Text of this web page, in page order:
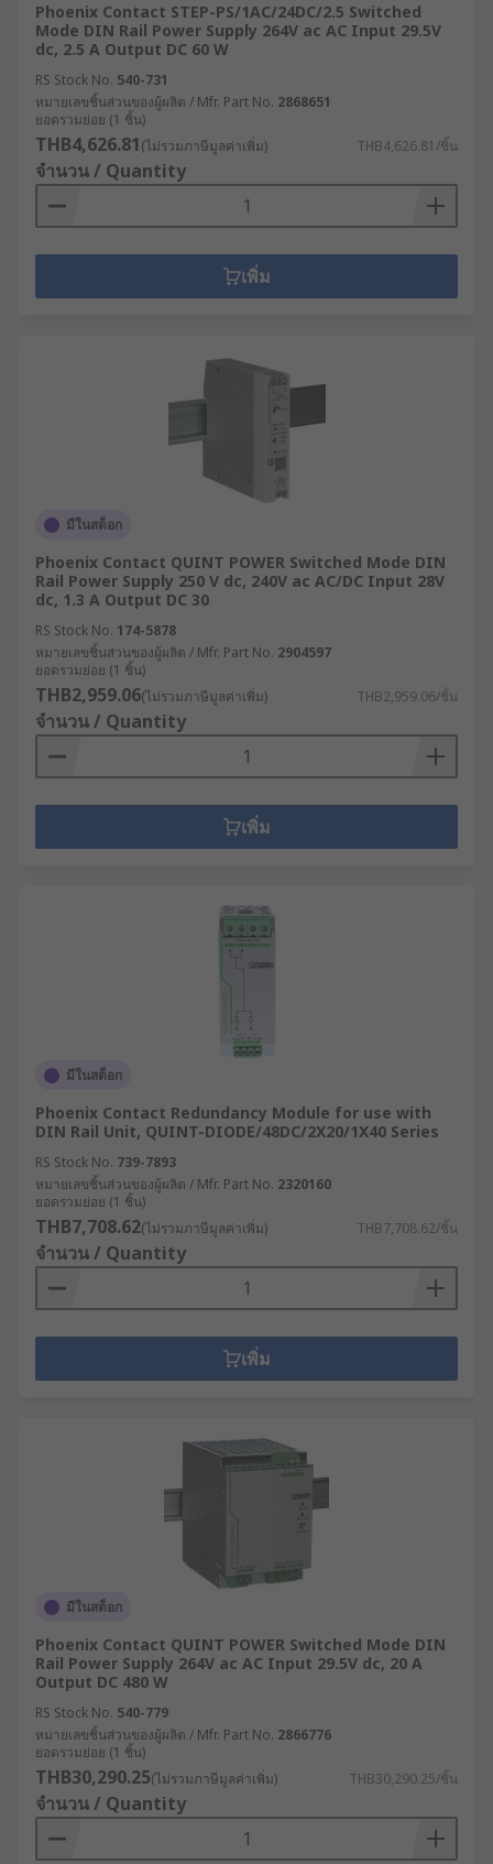
Phoenix Contact STEP-PS/1AC/24DC/2.5 Switched
Mode DIN Rail Power Supply 264V ac AC Input 29.5V
dc, 2.5 A Output DC 60 W
RS Stock No. 540-731
หมายเลขชิ้นส่วนของผู้ผลิต / Mfr. Part No. 2868651
ยอดรวมย่อย (1 ชิ้น)
THB4,626.81(ไม่รวมภาษีมูลค่าเพิ่ม) THB4,626.81/ชิ้น
จำนวน / Quantity
เพิ่ม
มีในสต็อก
Phoenix Contact QUINT POWER Switched Mode DIN
Rail Power Supply 250 V dc, 240V ac AC/DC Input 28V
dc, 1.3 A Output DC 30
RS Stock No. 174-5878
หมายเลขชิ้นส่วนของผู้ผลิต / Mfr. Part No. 2904597
ยอดรวมย่อย (1 ชิ้น)
THB2,959.06(ไม่รวมภาษีมูลค่าเพิ่ม) THB2,959.06/ชิ้น
จำนวน / Quantity
เพิ่ม
มีในสต็อก
Phoenix Contact Redundancy Module for use with
DIN Rail Unit, QUINT-DIODE/48DC/2X20/1X40 Series
RS Stock No. 739-7893
หมายเลขชิ้นส่วนของผู้ผลิต / Mfr. Part No. 2320160
ยอดรวมย่อย (1 ชิ้น)
THB7,708.62(ไม่รวมภาษีมูลค่าเพิ่ม) THB7,708.62/ชิ้น
จำนวน / Quantity
เพิ่ม
มีในสต็อก
Phoenix Contact QUINT POWER Switched Mode DIN
Rail Power Supply 264V ac AC Input 29.5V dc, 20 A
Output DC 480 W
RS Stock No. 540-779
หมายเลขชิ้นส่วนของผู้ผลิต / Mfr. Part No. 2866776
ยอดรวมย่อย (1 ชิ้น)
THB30,290.25(ไม่รวมภาษีมูลค่าเพิ่ม) THB30,290.25/ชิ้น
จำนวน / Quantity